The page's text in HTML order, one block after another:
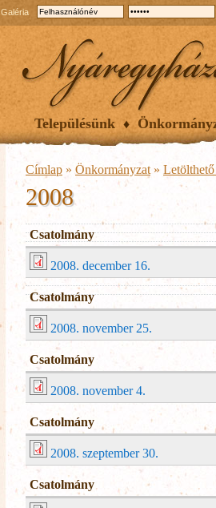
Galéria
Településünk
Címlap » Önkormányzat »
2008
Csatolmány
2008. december 16.
Csatolmány
2008. november 25.
Csatolmány
2008. november 4.
Csatolmány
2008. szeptember 30.
Csatolmány